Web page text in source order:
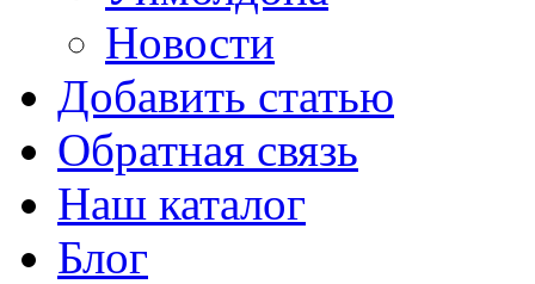
Новости
Добавить статью
Обратная связь
Наш каталог
Блог